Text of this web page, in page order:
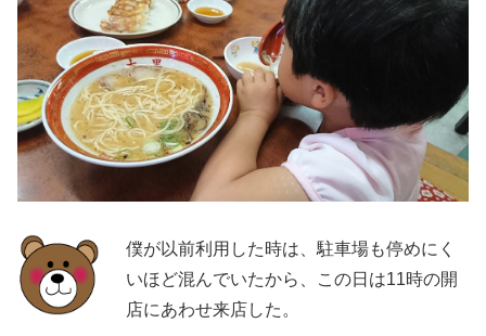
僕が以前利用した時は、駐車場も停めにく
いほど混んでいたから、この日は11時の開
店にあわせ来店した。